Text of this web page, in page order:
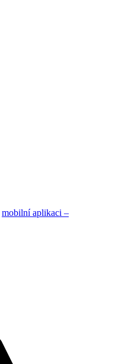
mobilní aplikaci –